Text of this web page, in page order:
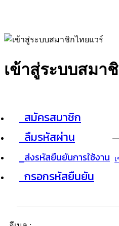
เข้าสู่ระบบสมา
สมัครสมาชิก
ลืมรหัสผ่าน
ส่งรหัสยืนยันการใช้งาน
กรอกรหัสยืนยัน